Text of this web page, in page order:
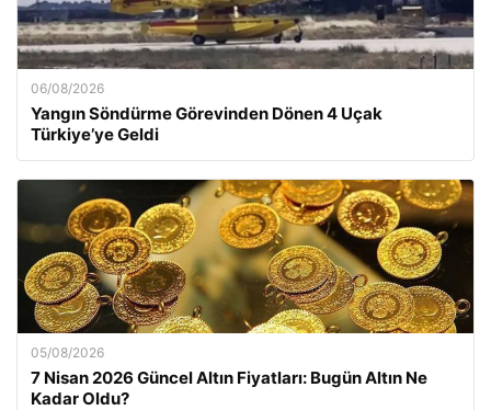
06/08/2026
Yangın Söndürme Görevinden Dönen 4 Uçak
Türkiye’ye Geldi
05/08/2026
7 Nisan 2026 Güncel Altın Fiyatları: Bugün Altın Ne
Kadar Oldu?